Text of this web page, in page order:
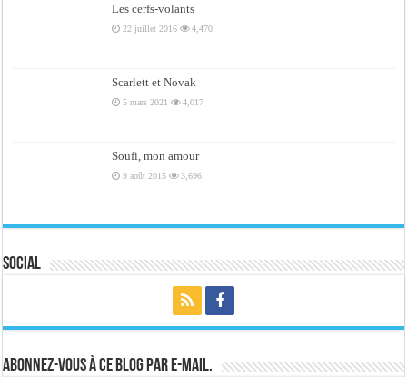
Les cerfs-volants
22 juillet 2016 4,470
Scarlett et Novak
5 mars 2021 4,017
Soufi, mon amour
9 août 2015 3,696
Social
Abonnez-vous à ce blog par e-mail.